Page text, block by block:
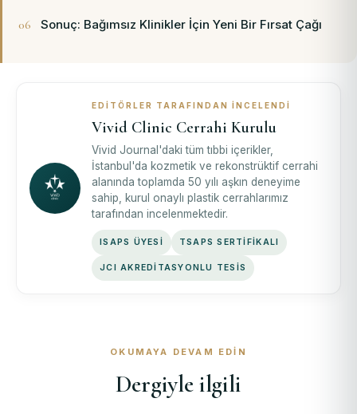
Sonuç: Bağımsız Klinikler İçin Yeni Bir Fırsat Çağı
EDITÖRLER TARAFINDAN İNCELENDI
Vivid Clinic Cerrahi Kurulu
Vivid Journal'daki tüm tıbbi içerikler,
İstanbul'da kozmetik ve rekonstrüktif cerrahi
alanında toplamda 50 yılı aşkın deneyime
sahip, kurul onaylı plastik cerrahlarımız
tarafından incelenmektedir.
ISAPS ÜYESI TSAPS SERTIFIKALI
JCI AKREDITASYONLU TESIS
OKUMAYA DEVAM EDIN
Dergiyle ilgili